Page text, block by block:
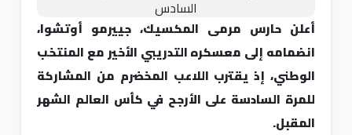
أعلن حارس مرمى المكسيك، جييرمو أوتشوا،
انضمامه إلى معسكره التدريبي الأخير مع المنتخب
الوطني، إذ يقترب اللاعب المخضرم من المشاركة
للمرة السادسة على الأرجح في كأس العالم الشهر
المقبل.